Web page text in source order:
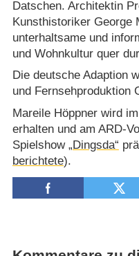
Datschen. Architektin
Kunsthistoriker George
unterhaltsame und
und Wohnkultur quer
Die deutsche Adaption
und Fernsehproduktion
Mareile Höppner wird
erhalten und am ARD-
Spielshow „Dingsda“
berichtete).